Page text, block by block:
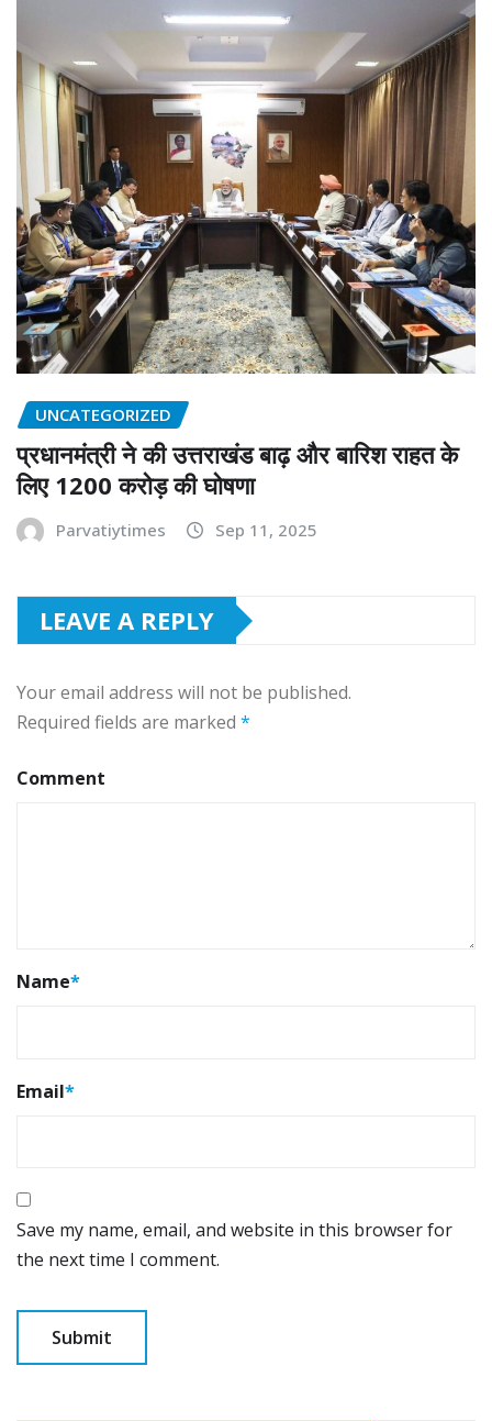
UNCATEGORIZED
प्रधानमंत्री ने की उत्तराखंड बाढ़ और बारिश राहत के
लिए 1200 करोड़ की घोषणा
Parvatiytimes Sep 11, 2025
LEAVE A REPLY
Your email address will not be published.
Required fields are marked *
Comment
Name*
Email*
Save my name, email, and website in this browser for
the next time I comment.